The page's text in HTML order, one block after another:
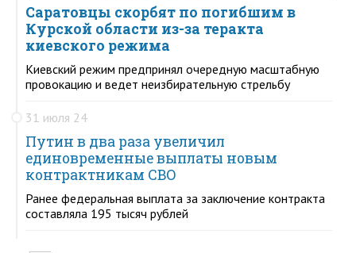
Саратовцы скорбят по погибшим в
Курской области из-за теракта
киевского режима
Киевский режим предпринял очередную масштабную
провокацию и ведет неизбирательную стрельбу
31 июля 24
Путин в два раза увеличил
единовременные выплаты новым
контрактникам СВО
Ранее федеральная выплата за заключение контракта
составляла 195 тысяч рублей